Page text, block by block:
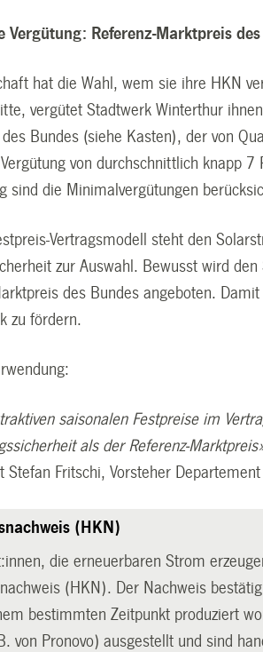
Vergütung: Referenz-Marktpreis
hat die Wahl, wem sie ihre HKN
vergütet Stadtwerk Winterthur
Bundes (siehe Kasten), der von
von durchschnittlich knapp
sind die Minimalvergütungen
Vertragsmodell steht den
zur Auswahl. Bewusst wird
des Bundes angeboten.
zu fördern.
saisonalen Festpreise im
als der Referenz-
Stefan Fritschi, Vorsteher
(HKN)
die erneuerbaren Strom
(HKN). Der Nachweis
bestimmten Zeitpunkt produziert
von Pronovo) ausgestellt und sind